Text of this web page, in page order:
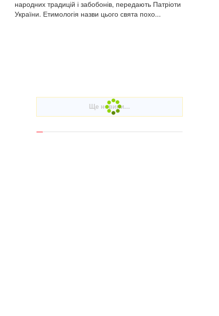
народних традицій і забобонів, передають Патріоти
України. Етимологія назви цього свята похо...